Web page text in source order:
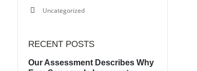
Uncategorized
RECENT POSTS
Our Assessment Describes Why